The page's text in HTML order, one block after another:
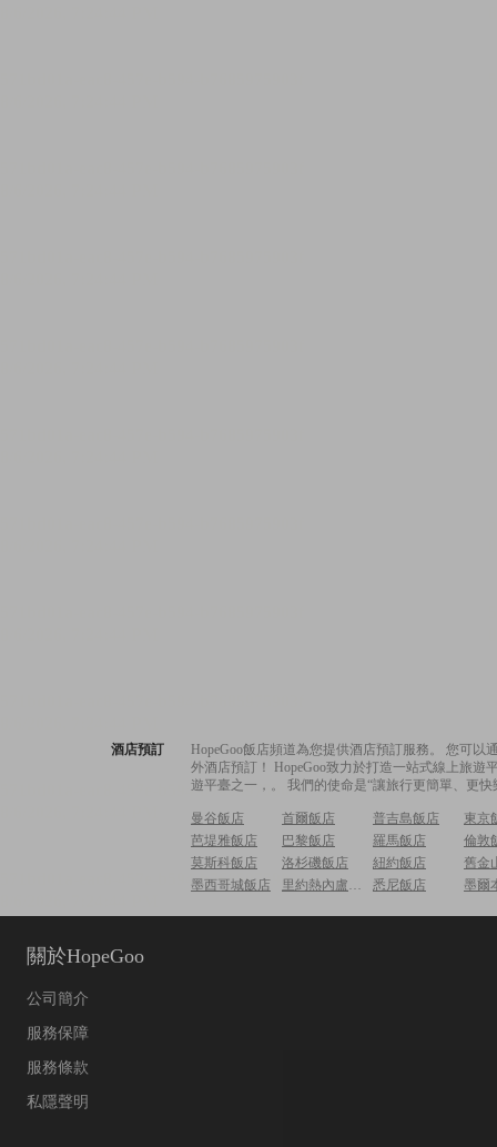
酒店預訂
HopeGoo飯店頻道為您提供酒店預訂服務。 您可
外酒店預訂！ HopeGoo致力於打造一站式線上旅
遊平臺之一，。 我們的使命是“讓旅行更簡單、更
曼谷飯店 首爾飯店 普吉島飯店
東京
芭堤雅飯店
巴黎飯店 羅馬飯店
倫敦
莫斯科飯店
洛杉磯飯店 紐約飯店
舊金
墨西哥城飯店
里約熱內盧飯店 悉尼飯店 墨爾
關於HopeGoo
公司簡介
服務保障
服務條款
私隱聲明